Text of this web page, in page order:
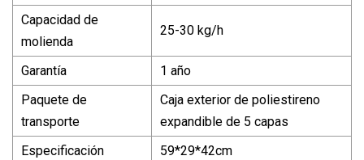
Capacidad de
molienda
25-30 kg/h
Garantía
1 año
Paquete de
transporte
Caja exterior de poliestireno
expandible de 5 capas
Especificación
59*29*42cm